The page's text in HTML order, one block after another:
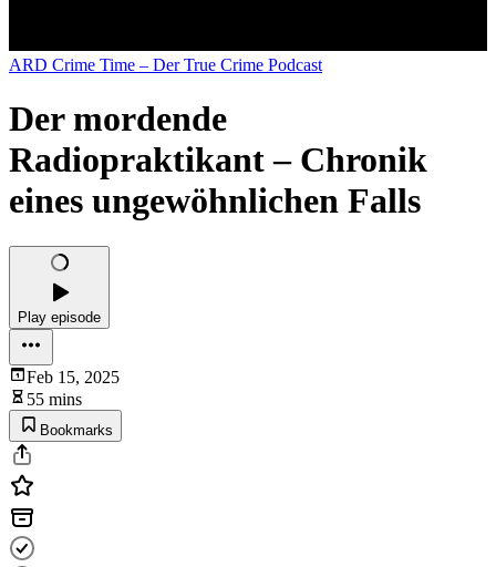
ARD Crime Time – Der True Crime Podcast
Der mordende
Radiopraktikant – Chronik
eines ungewöhnlichen Falls
Play episode
Feb 15, 2025
55 mins
Bookmarks